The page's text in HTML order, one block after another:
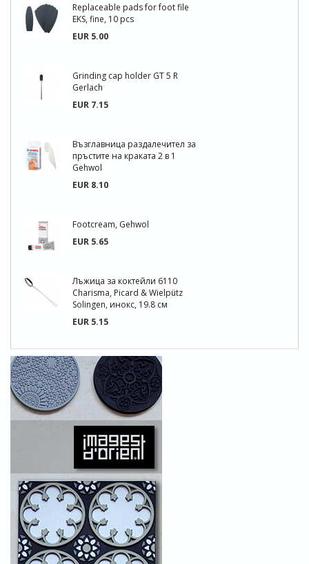
Replaceable pads for foot file
EKS, fine, 10 pcs
EUR 5.00
Grinding cap holder GT 5 R
Gerlach
EUR 7.15
Възглавница раздалечител за
пръстите на краката 2 в 1
Gehwol
EUR 8.10
Footcream, Gehwol
EUR 5.65
Лъжица за коктейли 6110
Charisma, Picard & Wielpütz
Solingen, инокс, 19.8 см
EUR 5.15